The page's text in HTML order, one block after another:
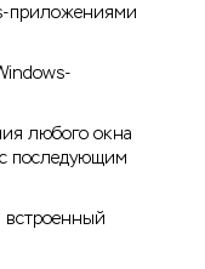
приложениями
любого окна
последующим
встроенный